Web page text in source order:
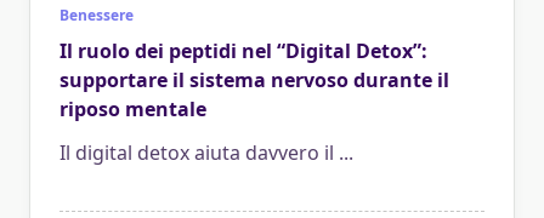
Benessere
Il ruolo dei peptidi nel “Digital Detox”:
supportare il sistema nervoso durante il
riposo mentale
Il digital detox aiuta davvero il ...